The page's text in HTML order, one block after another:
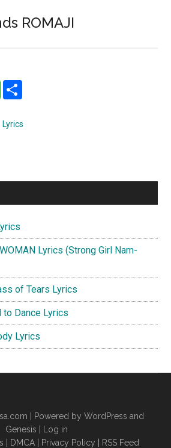
ROMAJI
WhatsApp
Lyrics
Lyrics (Strong Girl Nam-
of Tears Lyrics
to Dance Lyrics
Lyrics
| Powered by WordPress and
Genesis |
Log in
DMCA Privacy Policy RSS Feed